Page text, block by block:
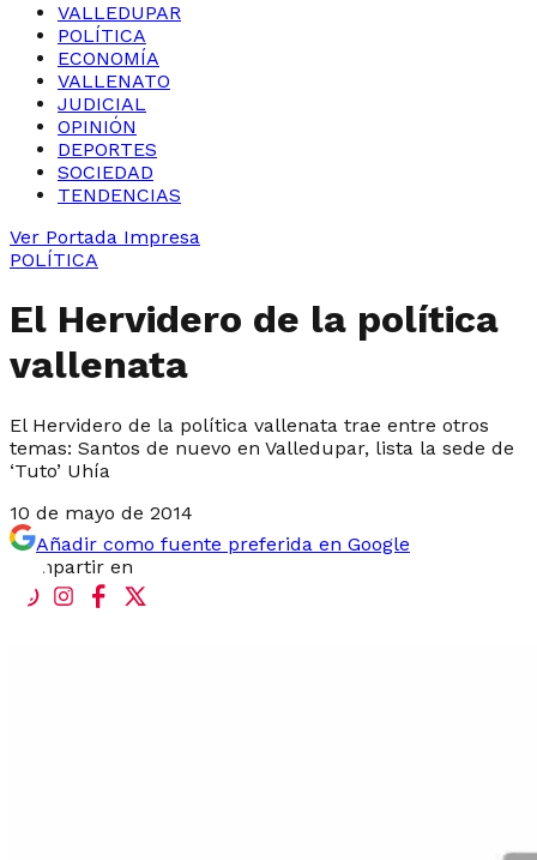
VALLEDUPAR
POLÍTICA
ECONOMÍA
VALLENATO
JUDICIAL
OPINIÓN
DEPORTES
SOCIEDAD
TENDENCIAS
Ver Portada Impresa
POLÍTICA
El Hervidero de la política
vallenata
El Hervidero de la política vallenata trae entre otros
temas: Santos de nuevo en Valledupar, lista la sede de
‘Tuto’ Uhía
10 de mayo de 2014
Añadir como fuente preferida en Google
Compartir en